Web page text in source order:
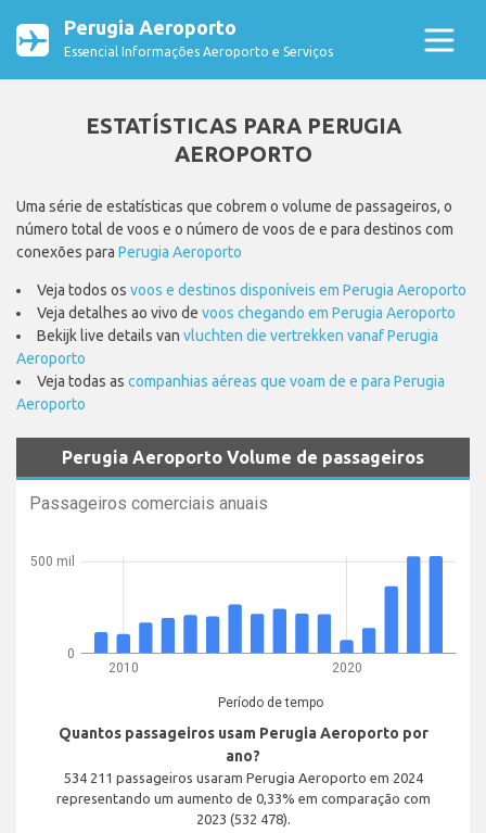
Perugia Aeroporto
Essencial Informações Aeroporto e Serviços
ESTATÍSTICAS PARA PERUGIA
AEROPORTO
Uma série de estatísticas que cobrem o volume de passageiros, o
número total de voos e o número de voos de e para destinos com
conexões para Perugia Aeroporto
Veja todos os voos e destinos disponíveis em Perugia Aeroporto
Veja detalhes ao vivo de voos chegando em Perugia Aeroporto
Bekijk live details van vluchten die vertrekken vanaf Perugia
Aeroporto
Veja todas as companhias aéreas que voam de e para Perugia
Aeroporto
Perugia Aeroporto Volume de passageiros
Passageiros comerciais anuais
2010 2020
Período de tempo
0
500 mil
Quantos passageiros usam Perugia Aeroporto por
ano?
534 211 passageiros usaram Perugia Aeroporto em 2024
representando um aumento de 0,33% em comparação com
2023 (532 478).